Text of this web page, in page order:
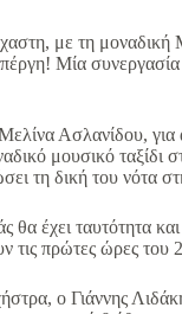
με τη
Μία συνεργασία
Ασλανίδου, για
μουσικό ταξίδι
τη δική του νότα
έχει ταυτότητα
τις πρώτες ώρες του
ο Γιάννης